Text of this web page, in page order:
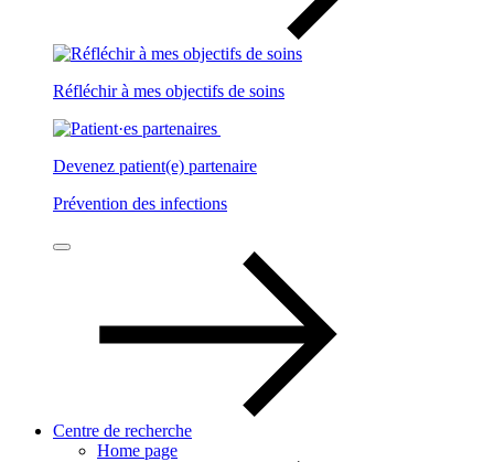
Réfléchir à mes objectifs de soins
Devenez patient(e) partenaire
Prévention des infections
Centre de recherche
Home page